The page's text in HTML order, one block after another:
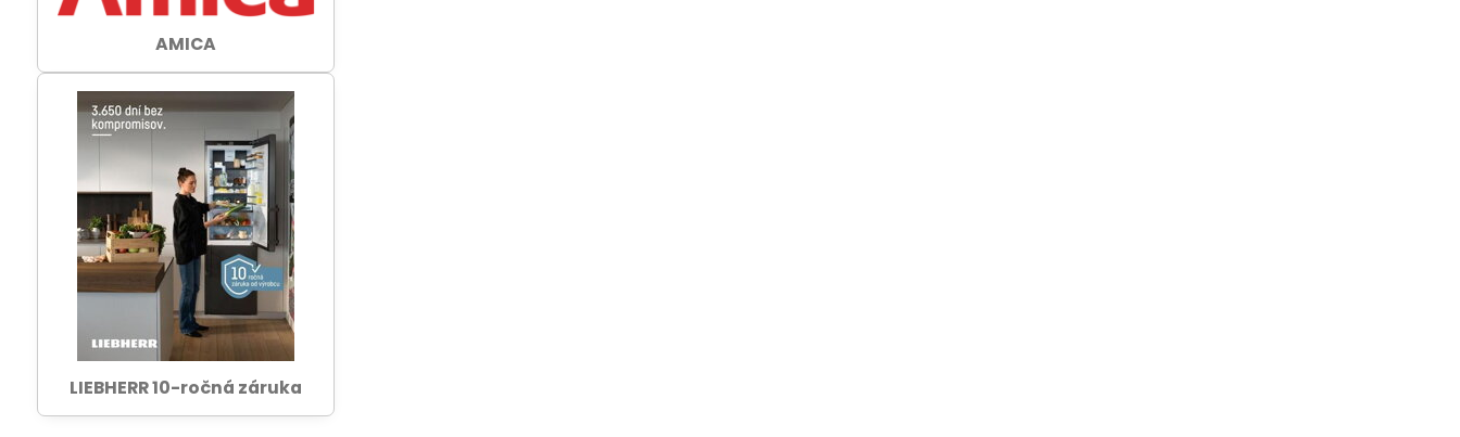
AMICA
LIEBHERR 10-ročná záruka